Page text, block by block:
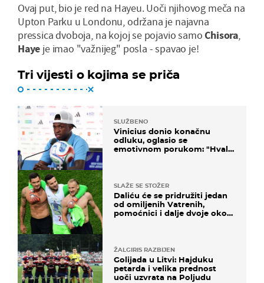
Ovaj put, bio je red na Hayeu. Uoči njihovog meča na
Upton Parku u Londonu, održana je najavna
pressica dvoboja, na kojoj se pojavio samoChisora,
Haye je imao "važnijeg" posla - spavao je!
Tri vijesti o kojima se priča
SLUŽBENO
Vinicius donio konačnu
odluku, oglasio se
emotivnom porukom: "Hvala
SLAŽE SE STOŽER
Daliću će se pridružiti jedan
od omiljenih Vatrenih,
pomoćnici i dalje dvoje oko
ŽALGIRIS RAZBIJEN
Golijada u Litvi: Hajduku
petarda i velika prednost
uoči uzvrata na Poljudu